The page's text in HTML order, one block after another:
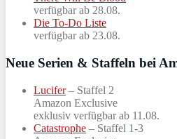
verfügbar ab 28.08.
Die To-Do Liste
verfügbar ab 23.08.
Neue Serien & Staffeln bei
Lucifer– Staffel 2
Amazon Exclusive
exklusiv verfügbar ab 11.08.
Catastrophe – Staffel 1-3